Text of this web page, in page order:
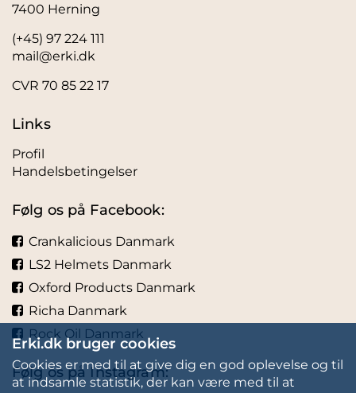
7400 Herning
(+45) 97 224 111
mail@erki.dk
CVR 70 85 22 17
Links
Profil
Handelsbetingelser
Følg os på Facebook:
Crankalicious Danmark
LS2 Helmets Danmark
Oxford Products Danmark
Richa Danmark
Rock Oil Danmark
Følg os på Instagram:
Erki.dk bruger cookies
Cookies er med til at give dig en god oplevelse og til
at indsamle statistik, der kan være med til at